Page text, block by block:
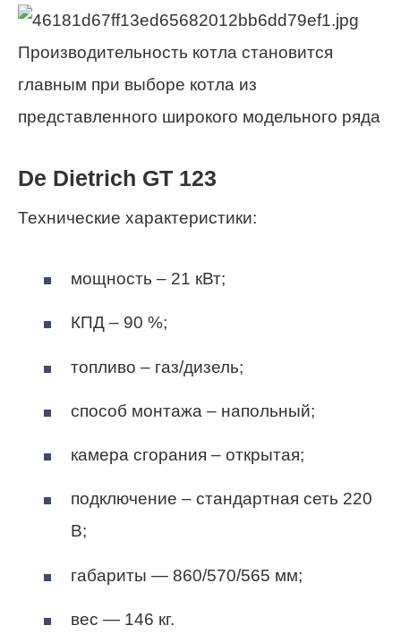
Производительность котла становится
главным при выборе котла из
представленного широкого модельного ряда
De Dietrich GT 123
Технические характеристики:
мощность – 21 кВт;
КПД – 90 %;
топливо – газ/дизель;
способ монтажа – напольный;
камера сгорания – открытая;
подключение – стандартная сеть 220
В;
габариты — 860/570/565 мм;
вес — 146 кг.